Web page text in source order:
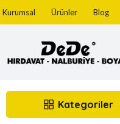
Kurumsal Ürünler Blog
Kategoriler